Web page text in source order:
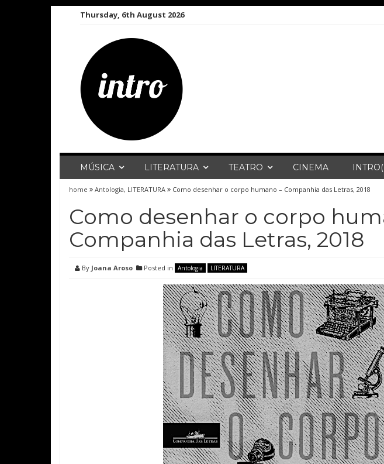
Thursday, 6th August 2026
MÚSICA LITERATURA TEATRO CINEMA
home Antologia, LITERATURA Como desenhar o corpo humano – Companhia das Letras, 2018
Como desenhar o corpo
Companhia das Letras, 2018
By Joana Aroso Posted in Antologia LITERATURA